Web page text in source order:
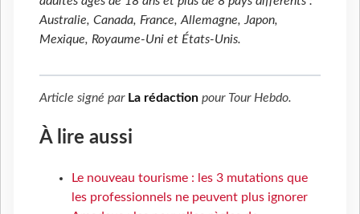
Australie, Canada, France, Allemagne, Japon,
Mexique, Royaume-Uni et États-Unis.
Article signé par La rédaction pour Tour Hebdo.
À lire aussi
Le nouveau tourisme : les 3 mutations que
les professionnels ne peuvent plus ignorer